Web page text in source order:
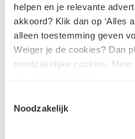
helpen en je relevante
akkoord? Klik dan op ‘Alles
alleen toestemming geven
Weiger je de cookies? Dan
noodzakelijke cookies. Meer
Noodzakelijk
Ventilatie en roosters